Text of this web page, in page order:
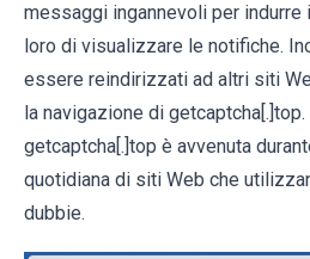
messaggi ingannevoli per
loro di visualizzare le notifiche.
essere reindirizzati ad altri siti
la navigazione di
getcaptcha[.]top è avvenuta
quotidiana di siti Web che
dubbie.